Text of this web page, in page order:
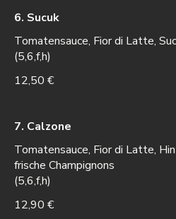
6. Sucuk
Tomatensauce, Fior di Latte,
(5,6,f,h)
12,50 €
7. Calzone
Tomatensauce, Fior di Latte,
frische Champignons
(5,6,f,h)
12,90 €